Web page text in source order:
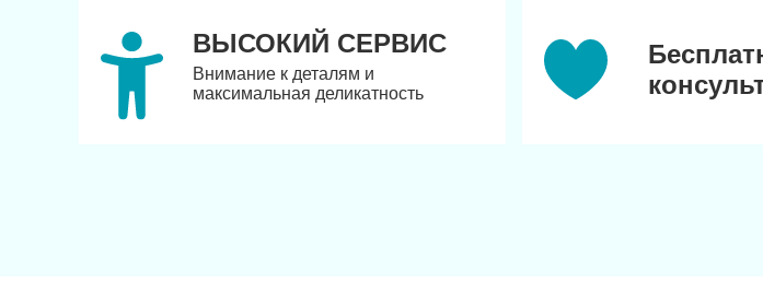
Внимание к деталям и
максимальная деликатность
ВЫСОКИЙ СЕРВИС